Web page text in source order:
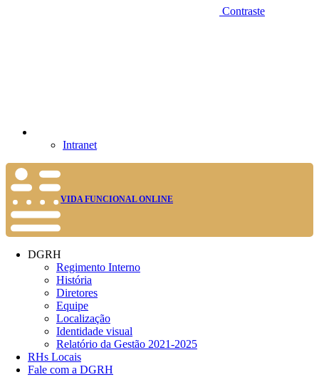
Contraste
Intranet
VIDA FUNCIONAL ONLINE
DGRH
Regimento Interno
História
Diretores
Equipe
Localização
Identidade visual
Relatório da Gestão 2021-2025
RHs Locais
Fale com a DGRH